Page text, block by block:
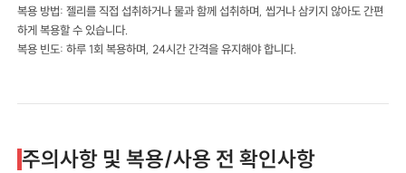
복용 방법: 젤리를 직접 섭취하거나 물과 함께 섭취하며, 씹거나 삼키지 않아도 간편
하게 복용할 수 있습니다.
복용 빈도: 하루 1회 복용하며, 24시간 간격을 유지해야 합니다.
주의사항 및 복용/사용 전 확인사항